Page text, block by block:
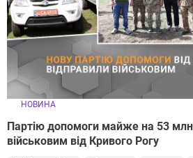
НОВИНА
Партію допомоги майже на 53
військовим від Кривого Рогу